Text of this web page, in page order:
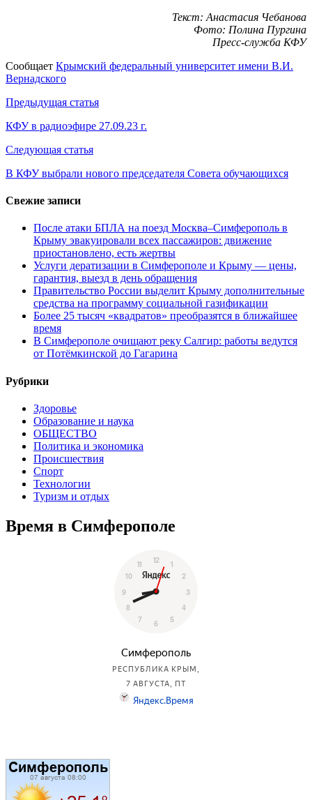
Текст: Анастасия Чебанова
Фото: Полина Пургина
Пресс-служба КФУ
Сообщает Крымский федеральный университет имени В.И.
Вернадского
Навигация
по
записям
Предыдущая статья
КФУ в радиоэфире 27.09.23 г.
Следующая статья
В КФУ выбрали нового председателя Совета обучающихся
Свежие записи
После атаки БПЛА на поезд Москва–Симферополь в
Крыму эвакуировали всех пассажиров: движение
приостановлено, есть жертвы
Услуги дератизации в Симферополе и Крыму — цены,
гарантия, выезд в день обращения
Правительство России выделит Крыму дополнительные
средства на программу социальной газификации
Более 25 тысяч «квадратов» преобразятся в ближайшее
время
В Симферополе очищают реку Салгир: работы ведутся
от Потёмкинской до Гагарина
Рубрики
Здоровье
Образование и наука
ОБЩЕСТВО
Политика и экономика
Происшествия
Спорт
Технологии
Туризм и отдых
Время в Симферополе